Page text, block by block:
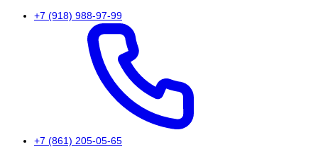
+7 (918) 988-97-99
+7 (861) 205-05-65